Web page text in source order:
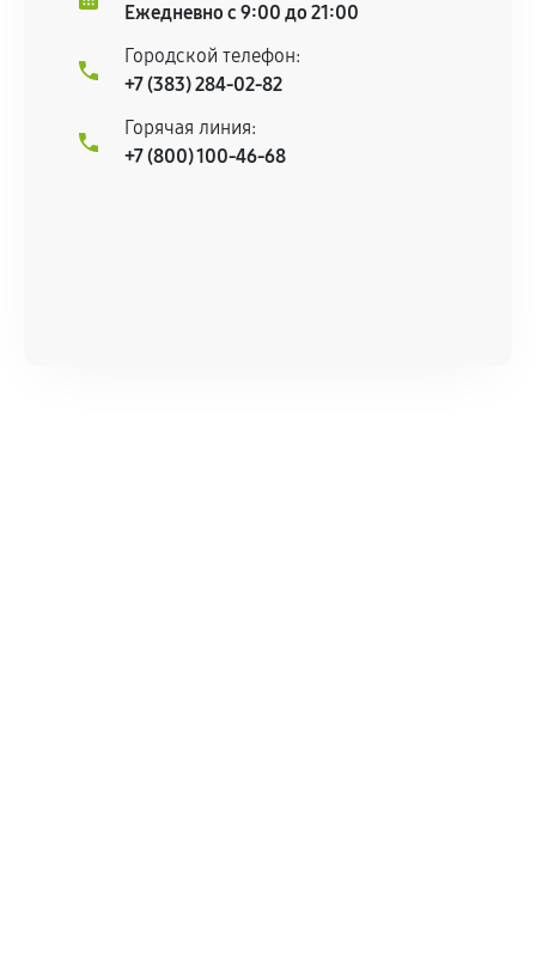
остается на стороне производителя или
продавца. За качество сторонних деталей
сервисный центр ответственности не несет.
Ежедневно с 9:00 до 21:00
Городской телефон:
+7 (383) 284-02-82
Горячая линия:
+7 (800) 100-46-68